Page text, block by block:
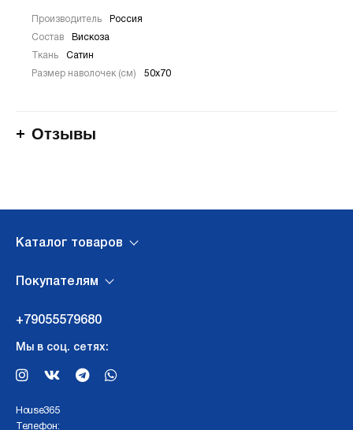
Производитель Россия
Состав Вискоза
Ткань Сатин
Размер наволочек (см) 50х70
Отзывы
Каталог товаров
Покупателям
+79055579680
Мы в соц. сетях:
Нouse365
Телефон: